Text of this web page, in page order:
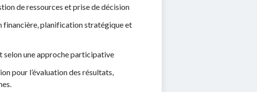
de ressources et prise de décision
financière, planification stratégique et
une approche participative
pour l’évaluation des résultats,